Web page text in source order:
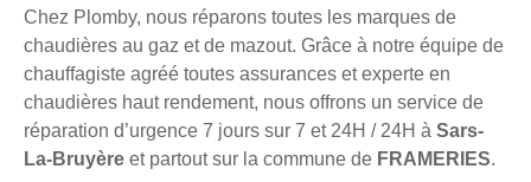
Chez Plomby, nous réparons toutes les marques de
chaudières au gaz et de mazout. Grâce à notre équipe de
chauffagiste agréé toutes assurances et experte en
chaudières haut rendement, nous offrons un service de
réparation d’urgence 7 jours sur 7 et 24H / 24H à Sars-
La-Bruyère et partout sur la commune de FRAMERIES.